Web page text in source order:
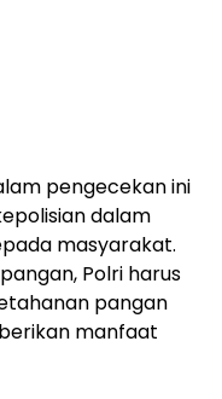
pengecekan ini
dalam
masyarakat.
Polri harus
pangan
manfaat